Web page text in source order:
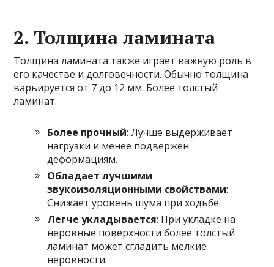
2. Толщина ламината
Толщина ламината также играет важную роль в
его качестве и долговечности. Обычно толщина
варьируется от 7 до 12 мм. Более толстый
ламинат:
Более прочный: Лучше выдерживает
нагрузки и менее подвержен
деформациям.
Обладает лучшими
звукоизоляционными свойствами:
Снижает уровень шума при ходьбе.
Легче укладывается: При укладке на
неровные поверхности более толстый
ламинат может сгладить мелкие
неровности.